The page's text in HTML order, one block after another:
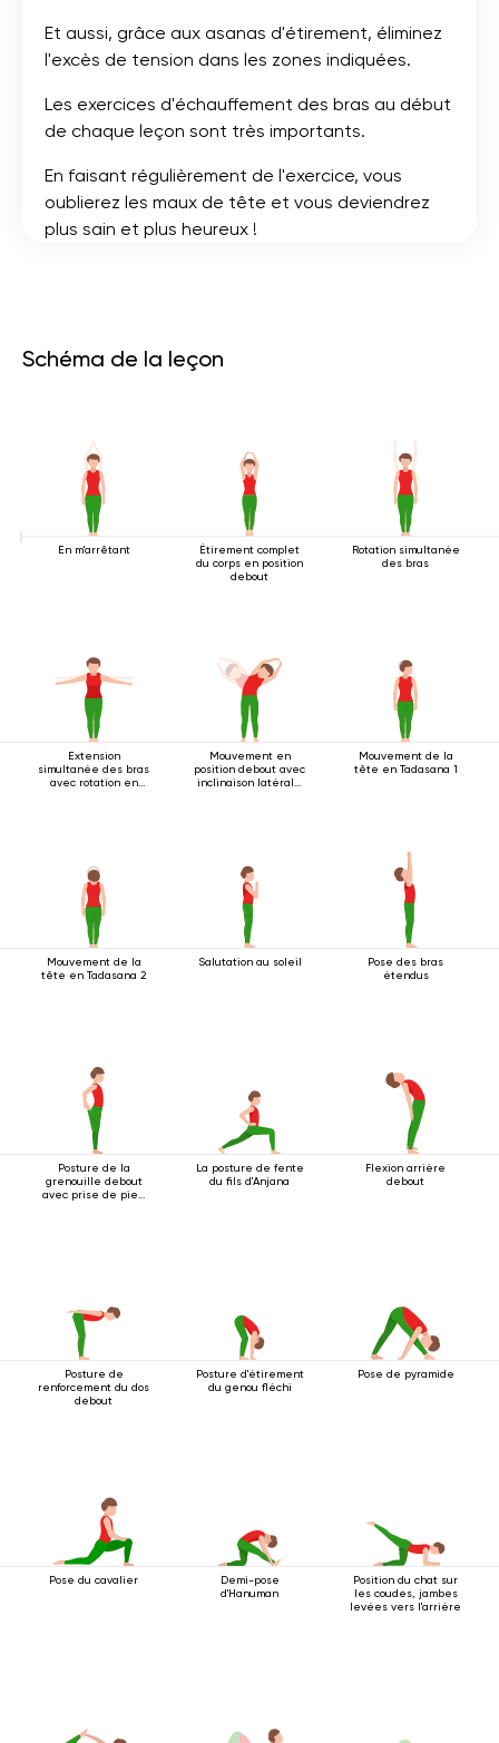
Et aussi, grâce aux asanas d'étirement, éliminez
l'excès de tension dans les zones indiquées.
Les exercices d'échauffement des bras au début
de chaque leçon sont très importants.
En faisant régulièrement de l'exercice, vous
oublierez les maux de tête et vous deviendrez
plus sain et plus heureux !
Schéma de la leçon
En m'arrêtant
Étirement complet
du corps en position
debout
Rotation simultanée
des bras
Extension
simultanée des bras
avec rotation en
Mouvement en
position debout avec
inclinaison latérale
Mouvement de la
tête en Tadasana 1
Mouvement de la
tête en Tadasana 2
Salutation au soleil
Pose des bras
étendus
Posture de la
grenouille debout
avec prise de pied
La posture de fente
du fils d'Anjana
Flexion arrière
debout
Posture de
renforcement du dos
debout
Posture d'étirement
du genou fléchi
Pose de pyramide
Pose du cavalier
Demi-pose
d'Hanuman
Position du chat sur
les coudes, jambes
levées vers l'arrière